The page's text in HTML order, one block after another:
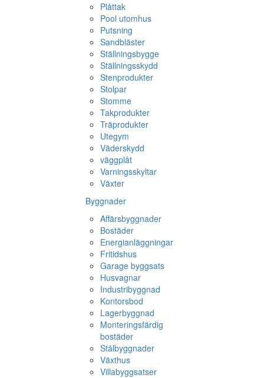
Plåttak
Pool utomhus
Putsning
Sandbläster
Ställningsbygge
Ställningsskydd
Stenprodukter
Stolpar
Stomme
Takprodukter
Träprodukter
Utegym
Väderskydd
väggplåt
Varningsskyltar
Växter
Byggnader
Affärsbyggnader
Bostäder
Energianläggningar
Fritidshus
Garage byggsats
Husvagnar
Industribyggnad
Kontorsbod
Lagerbyggnad
Monteringsfärdig
bostäder
Stålbyggnader
Växthus
Villabyggsatser